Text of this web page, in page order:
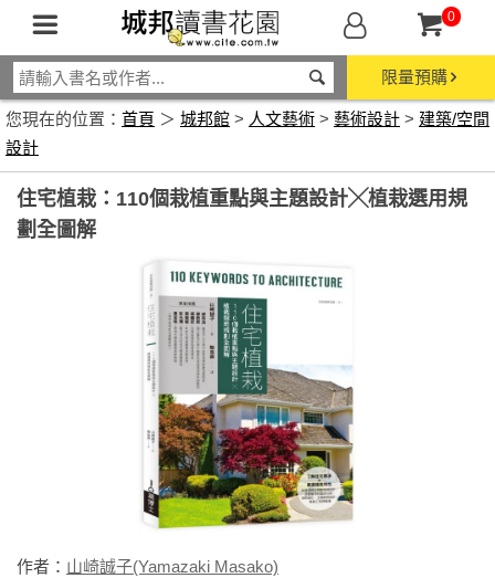
0
限量預購
您現在的位置： 首頁 ＞ 城邦館 > 人文藝術 > 藝術設計 > 建築/空間
設計
住宅植栽：110個栽植重點與主題設計╳植栽選用規
劃全圖解
作者： 山崎誠子(Yamazaki Masako)